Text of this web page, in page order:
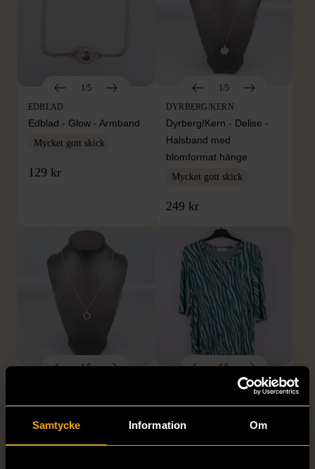
Samtycke Information Om
1/5
EDBLAD
Edblad - Glow - Armband
Mycket gott skick
129 kr
1/5
DYRBERG/KERN
Dyrberg/Kern - Delise -
Halsband med
blomformat hänge
Mycket gott skick
249 kr
1/5
Halsband med
1/5
med knappdetalj